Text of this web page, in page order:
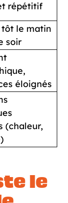
répétitif
le matin
soir
éloignés
(chaleur,
le